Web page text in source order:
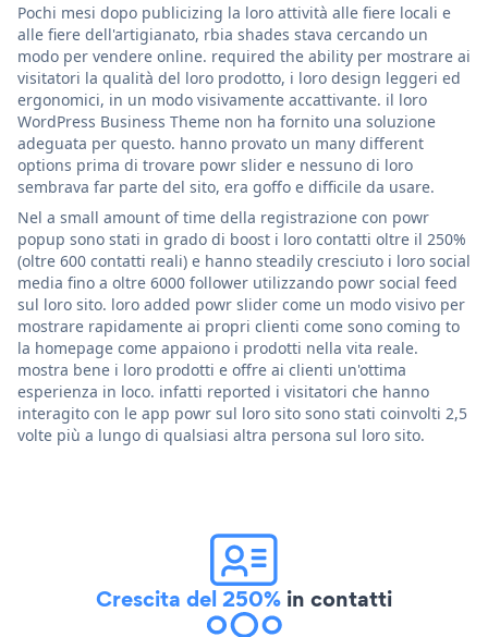
Pochi mesi dopo publicizing la loro attività alle fiere locali e
alle fiere dell'artigianato, rbia shades stava cercando un
modo per vendere online. required the ability per mostrare ai
visitatori la qualità del loro prodotto, i loro design leggeri ed
ergonomici, in un modo visivamente accattivante. il loro
WordPress Business Theme non ha fornito una soluzione
adeguata per questo. hanno provato un many different
options prima di trovare powr slider e nessuno di loro
sembrava far parte del sito, era goffo e difficile da usare.
Nel a small amount of time della registrazione con powr
popup sono stati in grado di boost i loro contatti oltre il 250%
(oltre 600 contatti reali) e hanno steadily cresciuto i loro social
media fino a oltre 6000 follower utilizzando powr social feed
sul loro sito. loro added powr slider come un modo visivo per
mostrare rapidamente ai propri clienti come sono coming to
la homepage come appaiono i prodotti nella vita reale.
mostra bene i loro prodotti e offre ai clienti un'ottima
esperienza in loco. infatti reported i visitatori che hanno
interagito con le app powr sul loro sito sono stati coinvolti 2,5
volte più a lungo di qualsiasi altra persona sul loro sito.
Crescita del 250% in contatti